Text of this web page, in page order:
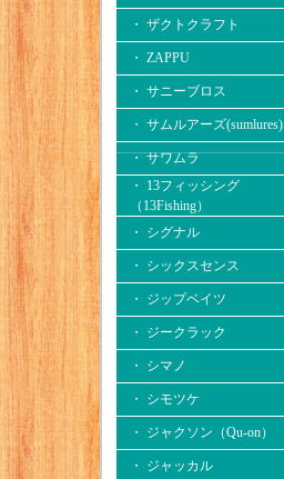
・ ザクトクラフト
・ ZAPPU
・ サニーブロス
・ サムルアーズ(sumlures)
・ サワムラ
・ 13フィッシング
（13Fishing）
・ シグナル
・ シックスセンス
・ ジップベイツ
・ ジークラック
・ シマノ
・ シモツケ
・ ジャクソン（Qu-on）
・ ジャッカル